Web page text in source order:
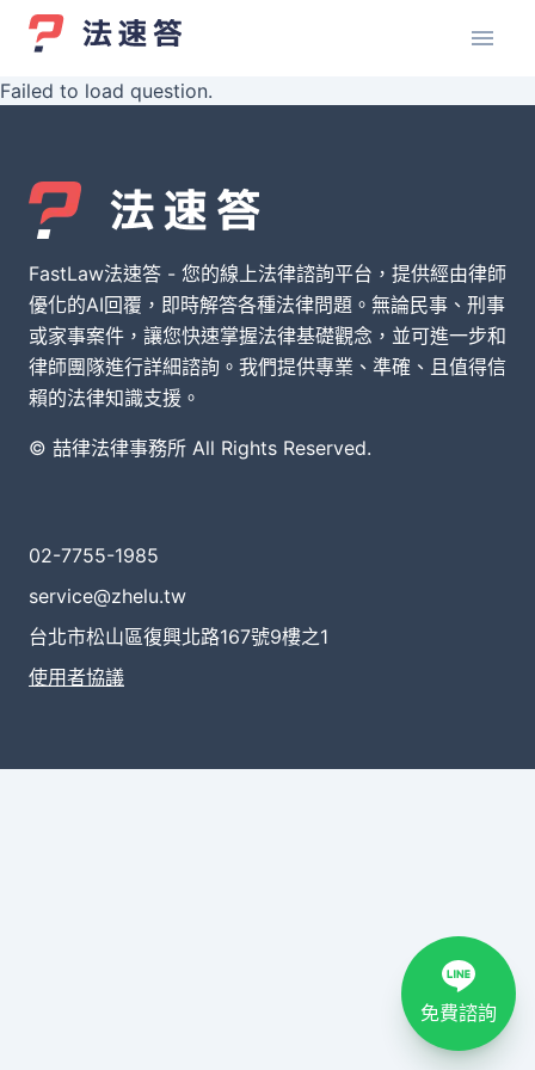
Failed to load question.
FastLaw法速答 - 您的線上法律諮詢平台，提供經由律師
優化的AI回覆，即時解答各種法律問題。無論民事、刑事
或家事案件，讓您快速掌握法律基礎觀念，並可進一步和
律師團隊進行詳細諮詢。我們提供專業、準確、且值得信
賴的法律知識支援。
© 喆律法律事務所 All Rights Reserved.
02-7755-1985
service@zhelu.tw
台北市松山區復興北路167號9樓之1
使用者協議
免費諮詢